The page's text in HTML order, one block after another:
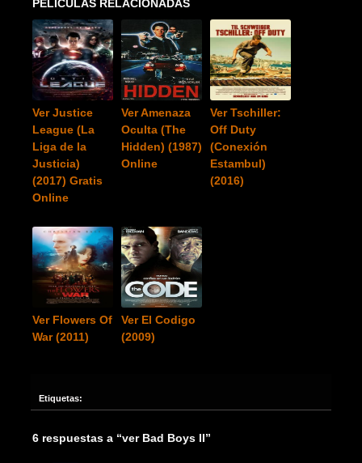
PELICULAS RELACIONADAS
Ver Justice
League (La
Liga de la
Justicia)
(2017) Gratis
Online
Ver Amenaza
Oculta (The
Hidden) (1987)
Online
Ver Tschiller:
Off Duty
(Conexión
Estambul)
(2016)
Ver Flowers Of
War (2011)
Ver El Codigo
(2009)
Etiquetas:
6 respuestas a “ver Bad Boys II”